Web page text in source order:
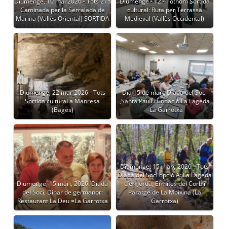
Caminada per la Serralada de
Marina (Vallès Oriental) SORTIDA
cultural: Ruta per Terrassa
Medieval (Vallès Occidental)
Diumenge, 22 mar 2026 - Tots
Sortida cultural a Manresa
(Bages)
Dia 15 de març Diada del Soci
,Santa Pau i Fundació La Fageda
=La Garrotxa
Diumenge, 15 març 2026: Diada
del Soci, Dinar de germanor:
Restaurant La Deu =La Garrotxa
Diumenge, 15 març 2026 - Tots
Diada del Soci opció A: La Fageda
d’en Jordà, Ermites del Corb i
Paratge de La Moixina (La
Garrotxa)